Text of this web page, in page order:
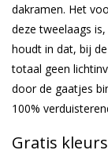
dakramen. Het
deze tweelaags
houdt in dat, bij
totaal geen
door de gaatjes
100%
Gratis